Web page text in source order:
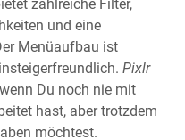
zahlreiche Filter,
und eine
Menüaufbau ist
Pixlr
Du noch nie mit
hast, aber trotzdem
möchtest.